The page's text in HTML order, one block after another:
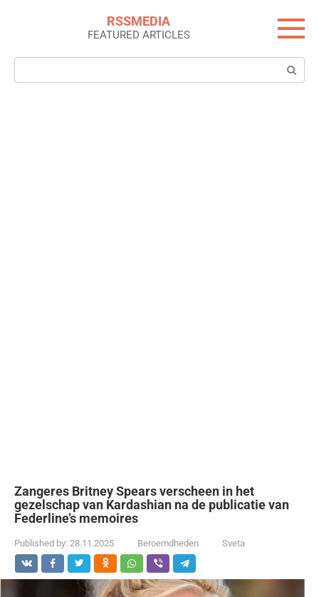
RSSMEDIA
FEATURED ARTICLES
Search:
Zangeres Britney Spears verscheen in het
gezelschap van Kardashian na de publicatie van
Federline’s memoires
Published by: 28.11.2025 Beroemdheden Sveta